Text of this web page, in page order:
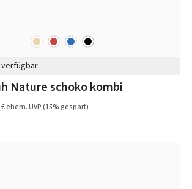
beigerot blau schwarz
verfügbar
Nature schoko kombi
ehem. UVP(15% gespart)